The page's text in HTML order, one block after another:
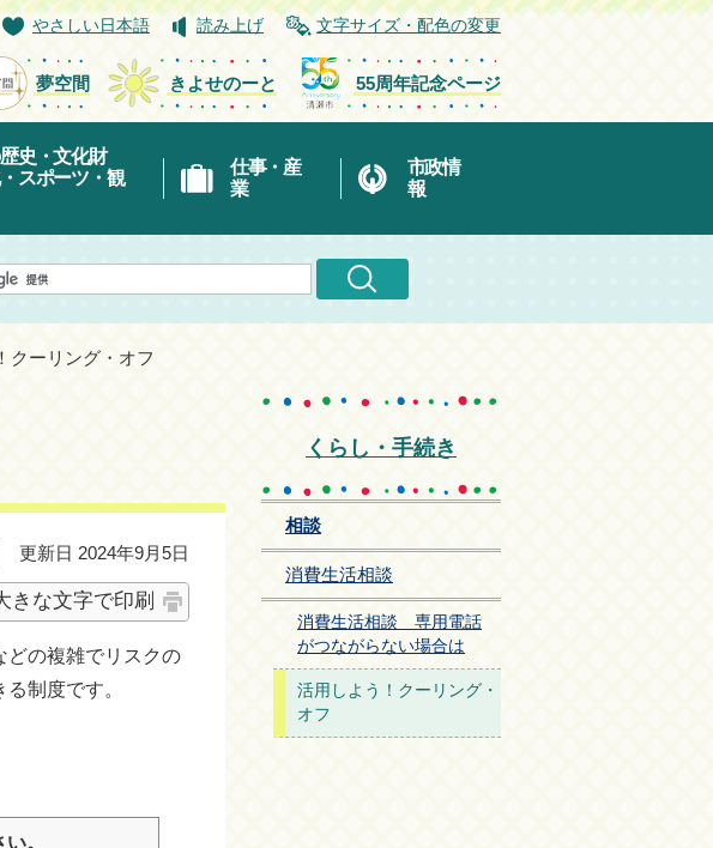
やさしい日本語 読み上げ 文字サイズ・配色の変更
夢空間 きよせのーと 55周年記念ページ
史・文化財
スポーツ・観
仕事・産
業
市政情
報
クーリング・オフ
更新日 2024年9月5日
きな文字で印刷
どの複雑でリスクの
制度です。
。
くらし・手続き
相談
消費生活相談
消費生活相談 専用電話
がつながらない場合は
活用しよう！クーリング・
オフ